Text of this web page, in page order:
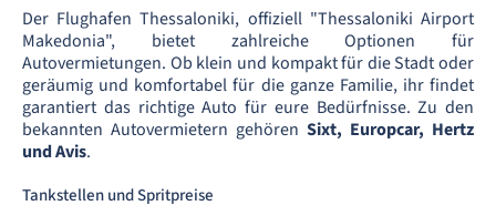
Der Flughafen Thessaloniki, offiziell "Thessaloniki Airport
Makedonia", bietet zahlreiche Optionen für
Autovermietungen. Ob klein und kompakt für die Stadt oder
geräumig und komfortabel für die ganze Familie, ihr findet
garantiert das richtige Auto für eure Bedürfnisse. Zu den
bekannten Autovermietern gehören Sixt, Europcar, Hertz
und Avis.
Tankstellen und Spritpreise